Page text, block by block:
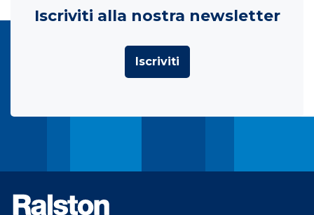
Iscriviti alla nostra newsletter
Iscriviti